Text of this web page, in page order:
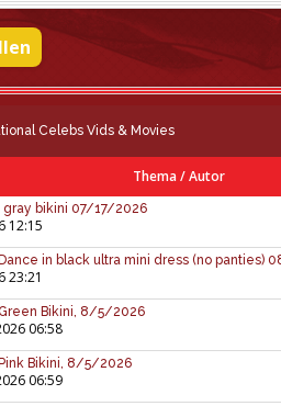
Celebs Vids & Movies
Thema/Autor
gray bikini 07/17/2026
12:15
in black ultra mini dress (no panties)
23:21
Bikini, 8/5/2026
06:58
Bikini, 8/5/2026
06:59